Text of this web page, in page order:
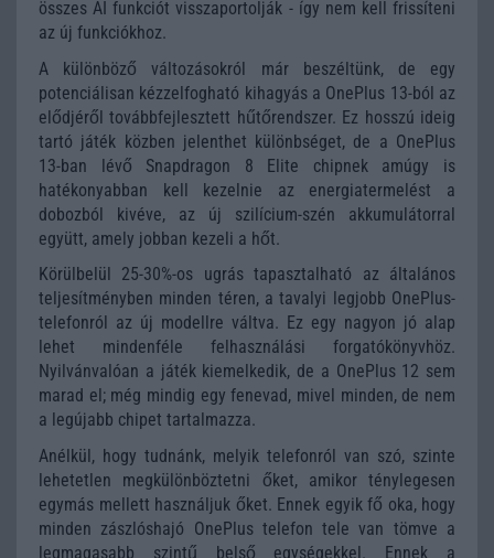
összes AI funkciót visszaportolják - így nem kell frissíteni
az új funkciókhoz.
A különböző változásokról már beszéltünk, de egy
potenciálisan kézzelfogható kihagyás a OnePlus 13-ból az
elődjéről továbbfejlesztett hűtőrendszer. Ez hosszú ideig
tartó játék közben jelenthet különbséget, de a OnePlus
13-ban lévő Snapdragon 8 Elite chipnek amúgy is
hatékonyabban kell kezelnie az energiatermelést a
dobozból kivéve, az új szilícium-szén akkumulátorral
együtt, amely jobban kezeli a hőt.
Körülbelül 25-30%-os ugrás tapasztalható az általános
teljesítményben minden téren, a tavalyi legjobb OnePlus-
telefonról az új modellre váltva. Ez egy nagyon jó alap
lehet mindenféle felhasználási forgatókönyvhöz.
Nyilvánvalóan a játék kiemelkedik, de a OnePlus 12 sem
marad el; még mindig egy fenevad, mivel minden, de nem
a legújabb chipet tartalmazza.
Anélkül, hogy tudnánk, melyik telefonról van szó, szinte
lehetetlen megkülönböztetni őket, amikor ténylegesen
egymás mellett használjuk őket. Ennek egyik fő oka, hogy
minden zászlóshajó OnePlus telefon tele van tömve a
legmagasabb szintű belső egységekkel. Ennek a